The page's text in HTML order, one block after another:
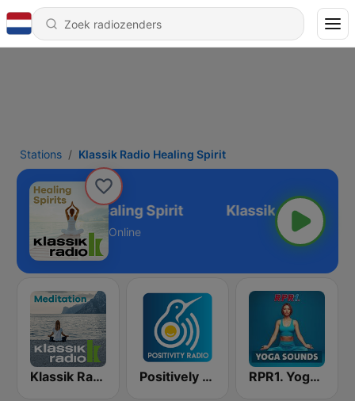
Stations Klassik Radio Healing Spirit
Radio Healing Spirit
Online
Klassik Radio Meditation Positively Meditation RPR1. Yoga Sounds